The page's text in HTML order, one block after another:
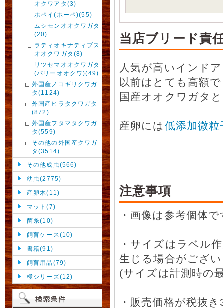
オクワアタ(3)
ホペイ(ホーペ)(55)
ムシモンオオクワガタ
(20)
ラティオキナティブス
オオクワガタ(8)
リツセマオオクワガタ
(パリーオオクワ)(49)
外国産ノコギリクワガ
タ(1124)
外国産ヒラタクワガタ
(872)
外国産フタマタクワガ
タ(559)
その他の外国産クワガ
タ(3514)
その他成虫(566)
幼虫(2775)
産卵木(11)
マット(7)
菌糸(10)
飼育ケース(10)
書籍(91)
飼育用品(79)
極シリーズ(12)
当店ブリード責
人気が高いインド
以前はとても高額
国産オオクワガタ
産卵には 低添加微
注意事項
・画像は参考個体
・サイズはラベル
生じる場合がござ
(サイズは計測時の
・販売価格が税抜